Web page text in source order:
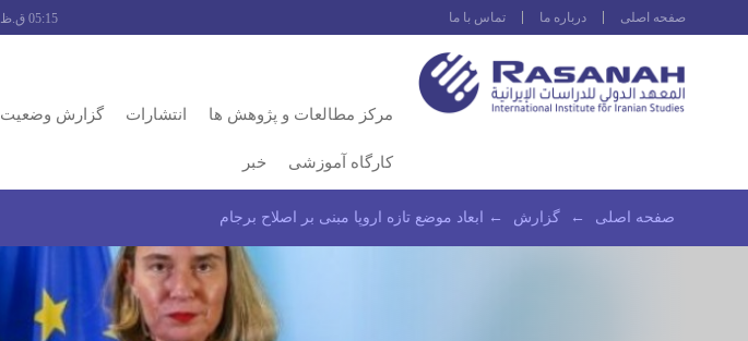
صفحه اصلى درباره ما تماس با ما 05:15 ق.ظ - 08 آگوست 2026
مرکز مطالعات و پژوهش ها انتشارات گزارش وضعیت
کارگاه آموزشی خبر
صفحه اصلى ← گزارش ← ابعاد موضع تازه اروپا مبنی بر اصلاح برجام